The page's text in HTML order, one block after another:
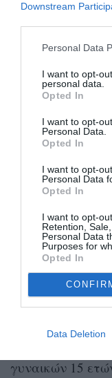
Downstream
Personal Data
I want to opt-
personal data.
Opted In
I want to opt-
Personal Data.
Opted In
I want to opt-
Personal Data
Opted In
I want to opt-
Retention,
Personal Data
Purposes for
Opted In
Data Deletion
«Η
κοριτσιών
όλους», Dr
Να σημειωθεί
κυκλοφόρησε
(25/11), σε
δημοσιευτεί το
ανάλυση
κόσμο.
γυναικών 15